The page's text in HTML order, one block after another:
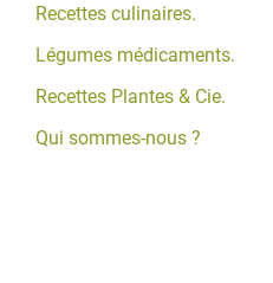
Recettes culinaires.
Légumes médicaments.
Recettes Plantes & Cie.
Qui sommes-nous ?